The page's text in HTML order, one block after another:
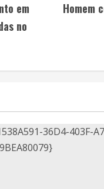
em
no
Homem